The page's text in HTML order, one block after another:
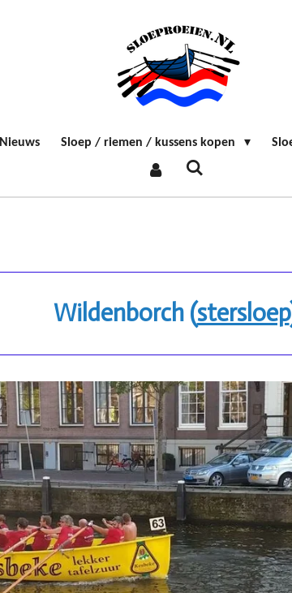
Nieuws Sloep / riemen / kussens kopen
Wildenborch (stersloep